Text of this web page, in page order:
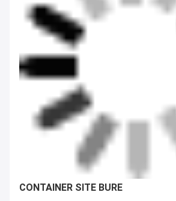
CONTAINER SITE BURE